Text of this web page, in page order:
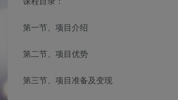
第一节、项目介绍
第二节、项目优势
第三节、项目准备及变现